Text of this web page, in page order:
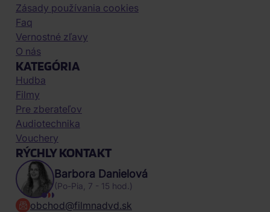
Zásady používania cookies
Faq
Vernostné zľavy
O nás
KATEGÓRIA
Hudba
Filmy
Pre zberateľov
Audiotechnika
Vouchery
RÝCHLY KONTAKT
Barbora Danielová
(Po-Pia, 7 - 15 hod.)
obchod@filmnadvd.sk